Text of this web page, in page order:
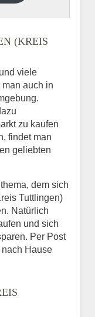
(KREIS
viele
auch in
zu kaufen
findet man
geliebten
dem sich
Tuttlingen)
Natürlich
und sich
Per Post
Hause